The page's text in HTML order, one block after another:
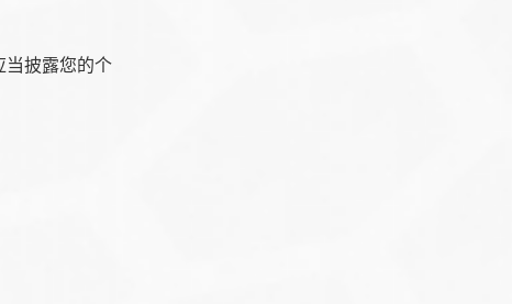
当披露您的个